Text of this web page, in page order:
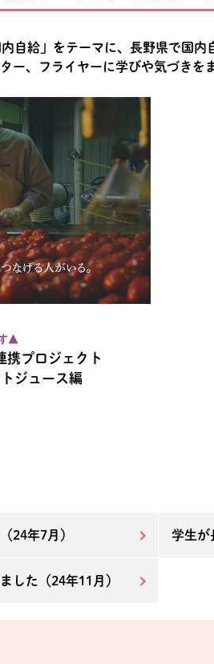
自給」をテーマに、長野県で国
ー、フライヤーに学びや気づきを
▲
携プロジェクト
ジュース編
24年7月） 学生が
した（24年11月）